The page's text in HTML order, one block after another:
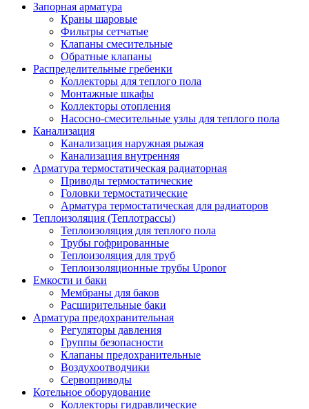
Запорная арматура
Краны шаровые
Фильтры сетчатые
Клапаны смесительные
Обратные клапаны
Распределительные гребенки
Коллекторы для теплого пола
Монтажные шкафы
Коллекторы отопления
Насосно-смесительные узлы для теплого пола
Канализация
Канализация наружная рыжая
Канализация внутренняя
Арматура термостатическая радиаторная
Приводы термостатические
Головки термостатические
Арматура термостатическая для радиаторов
Теплоизоляция (Теплотрассы)
Теплоизоляция для теплого пола
Трубы гофрированные
Теплоизоляция для труб
Теплоизоляционные трубы Uponor
Емкости и баки
Мембраны для баков
Расширительные баки
Арматура предохранительная
Регуляторы давления
Группы безопасности
Клапаны предохранительные
Воздухоотводчики
Сервоприводы
Котельное оборудование
Коллекторы гидравлические